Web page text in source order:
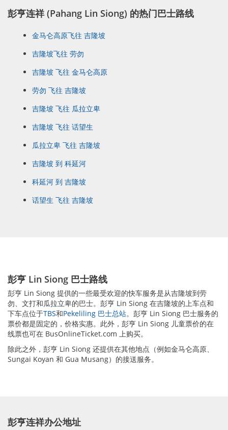
彭亨连祥 (Pahang Lin Siong) 的热门巴士路线
金马仑高原飞往 吉隆坡
吉隆坡飞往 劳勿
吉隆坡 飞往 金马仑高原
劳勿 飞往 吉隆坡
吉隆坡 飞往 瓜拉立卑
吉隆坡 飞往 话望生
瓜拉立卑 飞往 吉隆坡
吉隆坡 到 科延河
科延河 到 吉隆坡
话望生 飞往 吉隆坡
彭亨 Lin Siong 巴士路线
彭亨 Lin Siong 提供的一些最受欢迎的快车服务是从吉隆坡到劳
勿、文打和瓜拉立卑的巴士。彭亨 Lin Siong 在吉隆坡的上车点和
下车点位于TBS和Pekeliling 巴士总站。彭亨 Lin Siong 巴士服务的
票价都是固定的，价格实惠。此外，彭亨 Lin Siong 儿童票价的在
线票也可在 BusOnlineTicket.com 上购买。
除此之外，彭亨 Lin Siong 还提供在其他地点（例如金马仑高原、
Sungai Koyan 和 Gua Musang）的接送服务。
彭亨连祥办公地址